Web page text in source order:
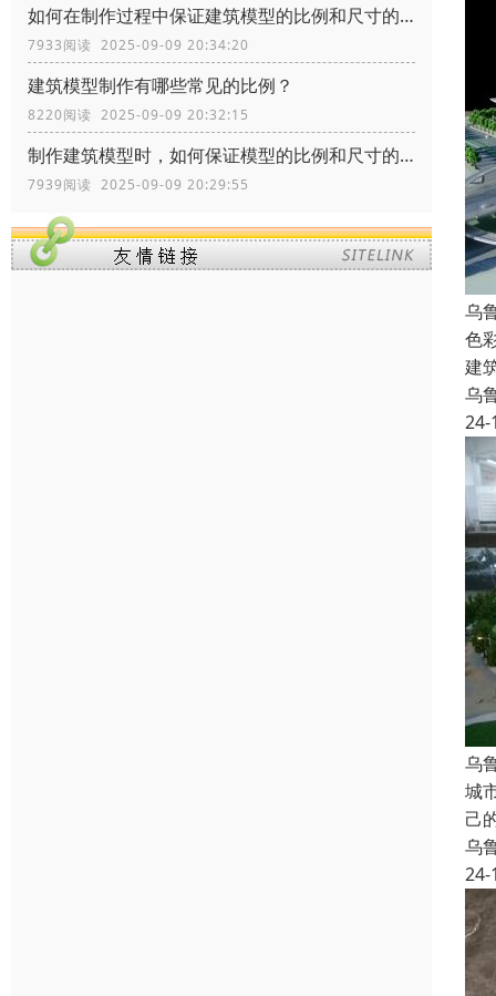
如何在制作过程中保证建筑模型的比例和尺寸的准确性？
7933阅读 2025-09-09 20:34:20
建筑模型制作有哪些常见的比例？
8220阅读 2025-09-09 20:32:15
制作建筑模型时，如何保证模型的比例和尺寸的准确性？
7939阅读 2025-09-09 20:29:55
乌
色
建
乌
24-
乌
城
己
乌
24-